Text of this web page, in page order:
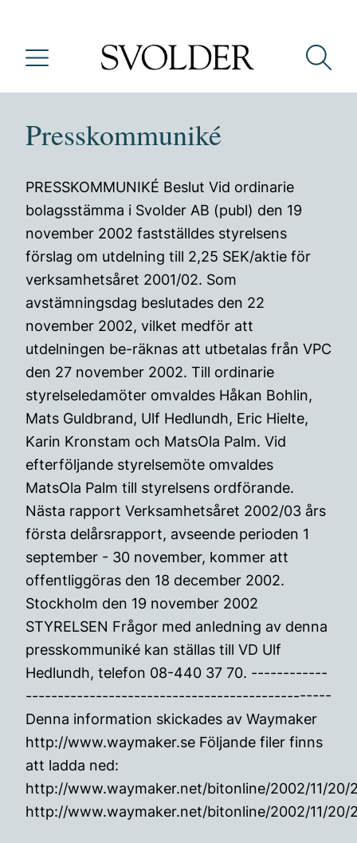
Presskommuniké
PRESSKOMMUNIKÉ Beslut Vid ordinarie
bolagsstämma i Svolder AB (publ) den 19
november 2002 fastställdes styrelsens
förslag om utdelning till 2,25 SEK/aktie för
verksamhetsåret 2001/02. Som
avstämningsdag beslutades den 22
november 2002, vilket medför att
utdelningen be-räknas att utbetalas från VPC
den 27 november 2002. Till ordinarie
styrelseledamöter omvaldes Håkan Bohlin,
Mats Guldbrand, Ulf Hedlundh, Eric Hielte,
Karin Kronstam och MatsOla Palm. Vid
efterföljande styrelsemöte omvaldes
MatsOla Palm till styrelsens ordförande.
Nästa rapport Verksamhetsåret 2002/03 års
första delårsrapport, avseende perioden 1
september - 30 november, kommer att
offentliggöras den 18 december 2002.
Stockholm den 19 november 2002
STYRELSEN Frågor med anledning av denna
presskommuniké kan ställas till VD Ulf
Hedlundh, telefon 08-440 37 70. ------------
------------------------------------------------
Denna information skickades av Waymaker
http://www.waymaker.se Följande filer finns
att ladda ned:
http://www.waymaker.net/bitonline/2002/11/20/
http://www.waymaker.net/bitonline/2002/11/20/